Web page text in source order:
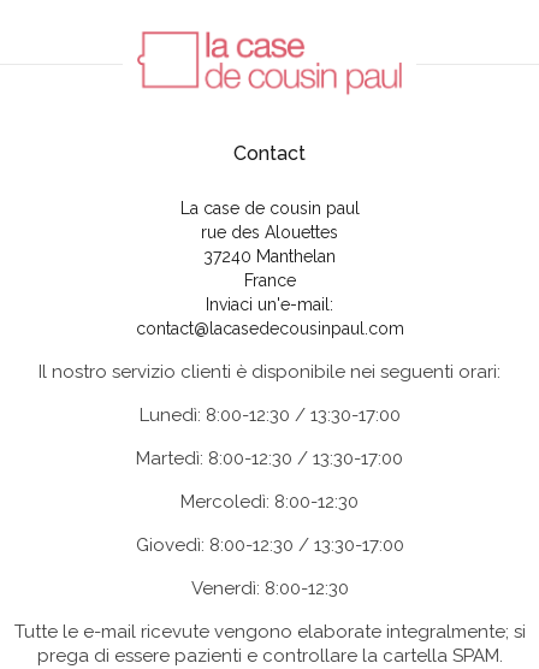
Contact
La case de cousin paul
rue des Alouettes
37240 Manthelan
France
Inviaci un'e-mail:
contact@lacasedecousinpaul.com
Il nostro servizio clienti è disponibile nei seguenti orari:
Lunedì: 8:00-12:30 / 13:30-17:00
Martedì: 8:00-12:30 / 13:30-17:00
Mercoledì: 8:00-12:30
Giovedì: 8:00-12:30 / 13:30-17:00
Venerdì: 8:00-12:30
Tutte le e-mail ricevute vengono elaborate integralmente; si
prega di essere pazienti e controllare la cartella SPAM.